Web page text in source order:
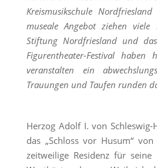
Kreismusikschule
museale Angebot ziehen viele
Stiftung Nordfriesland und das
Figurentheater-Festival
veranstalten ein
Trauungen und Taufen runden
Herzog Adolf I. von
das „Schloss vor Husum“
zeitweilige Residenz für